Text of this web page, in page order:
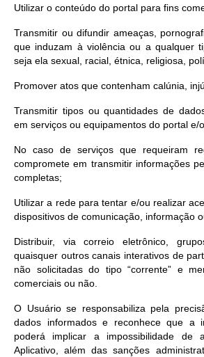
Utilizar o conteúdo do portal para fins
Transmitir ou difundir ameaças,
que induzam à violência ou a qualquer
seja ela sexual, racial, étnica, religiosa,
Promover atos que contenham calúnia,
Transmitir tipos ou quantidades de
em serviços ou equipamentos do portal e/
No caso de serviços que requeiram
compromete em transmitir informações
completas;
Utilizar a rede para tentar e/ou realizar
dispositivos de comunicação, informação
Distribuir, via correio eletrônico,
quaisquer outros canais interativos de
não solicitadas do tipo “corrente” e
comerciais ou não.
O Usuário se responsabiliza pela
dados informados e reconhece que a
poderá implicar a impossibilidade de
Aplicativo, além das sanções